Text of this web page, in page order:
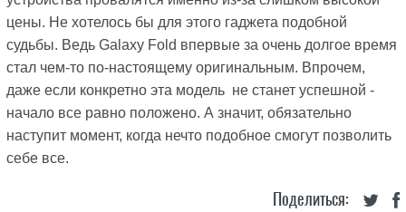
цены. Не хотелось бы для этого гаджета подобной
судьбы. Ведь Galaxy Fold впервые за очень долгое время
стал чем-то по-настоящему оригинальным. Впрочем,
даже если конкретно эта модель не станет успешной -
начало все равно положено. А значит, обязательно
наступит момент, когда нечто подобное смогут позволить
себе все.
Поделиться: